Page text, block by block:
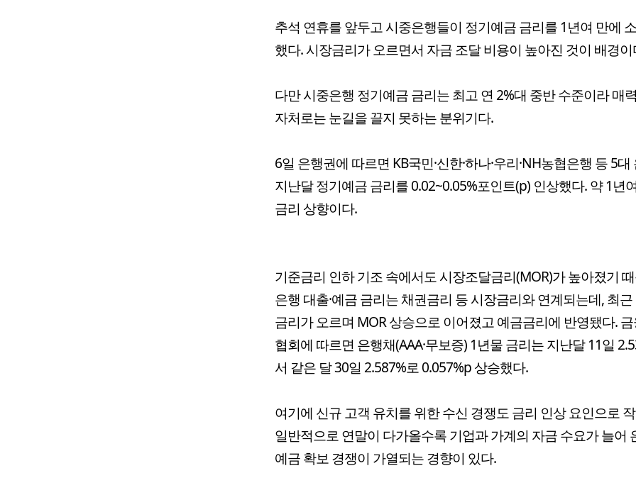
추석 연휴를 앞두고 시중은행들이 정기예금 금리를 1년여 만에
했다. 시장금리가 오르면서 자금 조달 비용이 높아진 것이 배경이
다만 시중은행 정기예금 금리는 최고 연 2%대 중반 수준이라 매
자처로는 눈길을 끌지 못하는 분위기다.
6일 은행권에 따르면 KB국민·신한·하나·우리·NH농협은행 등 5대
지난달 정기예금 금리를 0.02~0.05%포인트(p) 인상했다. 약 1년
금리 상향이다.
기준금리 인하 기조 속에서도 시장조달금리(MOR)가 높아졌기
은행 대출·예금 금리는 채권금리 등 시장금리와 연계되는데, 최
금리가 오르며 MOR 상승으로 이어졌고 예금금리에 반영됐다.
협회에 따르면 은행채(AAA·무보증) 1년물 금리는 지난달 11일
서 같은 달 30일 2.587%로 0.057%p 상승했다.
여기에 신규 고객 유치를 위한 수신 경쟁도 금리 인상 요인으로
일반적으로 연말이 다가올수록 기업과 가계의 자금 수요가 늘어
예금 확보 경쟁이 가열되는 경향이 있다.